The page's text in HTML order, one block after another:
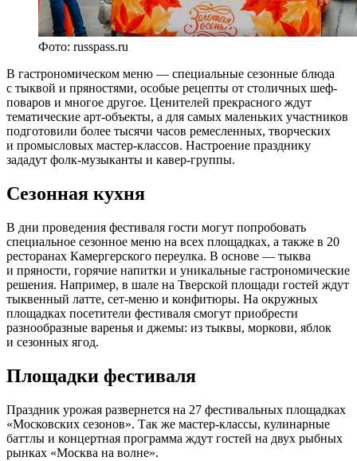
Фото: russpass.ru
В гастрономическом меню — специальные сезонные блюда
с тыквой и пряностями, особые рецепты от столичных шеф-
поваров и многое другое. Ценителей прекрасного ждут
тематические арт-объекты, а для самых маленьких участников
подготовили более тысячи часов ремесленных, творческих
и промысловых мастер-классов. Настроение празднику
зададут фолк-музыканты и кавер-группы.
Сезонная кухня
В дни проведения фестиваля гости могут попробовать
специальное сезонное меню на всех площадках, а также в 20
ресторанах Камергерского переулка. В основе — тыква
и пряности, горячие напитки и уникальные гастрономические
решения. Например, в шале на Тверской площади гостей ждут
тыквенный латте, сет-меню и конфитюры. На окружных
площадках посетители фестиваля смогут приобрести
разнообразные варенья и джемы: из тыквы, моркови, яблок
и сезонных ягод.
Площадки фестиваля
Праздник урожая развернется на 27 фестивальных площадках
«Московских сезонов». Так же мастер-классы, кулинарные
баттлы и концертная программа ждут гостей на двух рыбных
рынках «Москва на волне».